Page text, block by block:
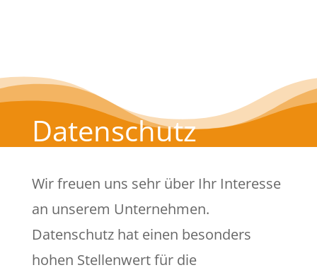
Datenschutz
Wir freuen uns sehr über Ihr Interesse
an unserem Unternehmen.
Datenschutz hat einen besonders
hohen Stellenwert für die